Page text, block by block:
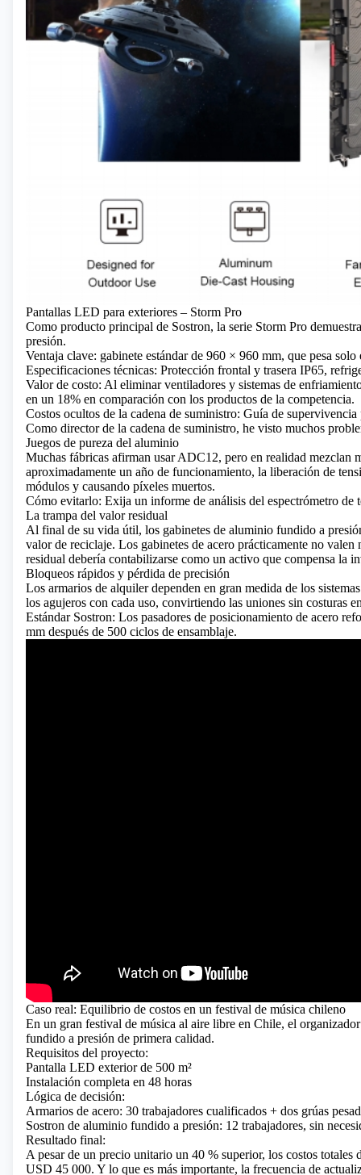
Pantallas LED para exteriores – Storm Pro
Como producto principal de Sostron, la serie Storm Pro
presión.
Ventaja clave: gabinete estándar de 960 × 960 mm, que pesa
Especificaciones técnicas: Protección frontal y trasera IP65,
Valor de costo: Al eliminar ventiladores y sistemas de
en un 18% en comparación con los productos de la competencia.
Costos ocultos de la cadena de suministro: Guía de supervivencia
Como director de la cadena de suministro, he visto muchos
Juegos de pureza del aluminio
Muchas fábricas afirman usar ADC12, pero en realidad mezclan
aproximadamente un año de funcionamiento, la liberación de
módulos y causando píxeles muertos.
Cómo evitarlo: Exija un informe de análisis del espectrómetro de
La trampa del valor residual
Al final de su vida útil, los gabinetes de aluminio fundido a
valor de reciclaje. Los gabinetes de acero prácticamente no
residual debería contabilizarse como un activo que compensa la
Bloqueos rápidos y pérdida de precisión
Los armarios de alquiler dependen en gran medida de los
los agujeros con cada uso, convirtiendo las uniones sin costuras
Estándar Sostron: Los pasadores de posicionamiento de acero
mm después de 500 ciclos de ensamblaje.
Caso real: Equilibrio de costos en un festival de música chileno
En un gran festival de música al aire libre en Chile, el
fundido a presión de primera calidad.
Requisitos del proyecto:
Pantalla LED exterior de 500 m²
Instalación completa en 48 horas
Lógica de decisión:
Armarios de acero: 30 trabajadores cualificados + dos grúas
Sostron de aluminio fundido a presión: 12 trabajadores, sin
Resultado final:
A pesar de un precio unitario un 40 % superior, los costos
USD 45 000. Y lo que es más importante, la frecuencia de